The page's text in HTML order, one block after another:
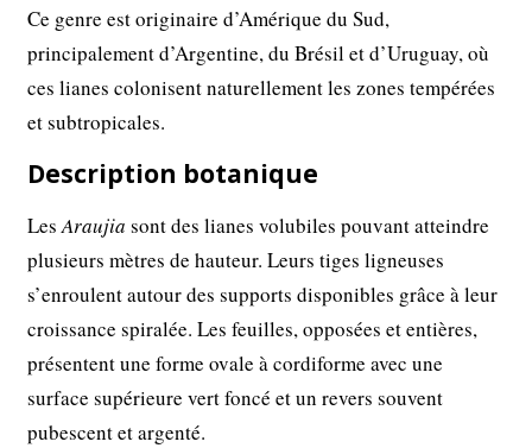
Ce genre est originaire d’Amérique du Sud,
principalement d’Argentine, du Brésil et d’Uruguay, où
ces lianes colonisent naturellement les zones tempérées
et subtropicales.
Description botanique
LesAraujia sont des lianes volubiles pouvant atteindre
plusieurs mètres de hauteur. Leurs tiges ligneuses
s’enroulent autour des supports disponibles grâce à leur
croissance spiralée. Les feuilles, opposées et entières,
présentent une forme ovale à cordiforme avec une
surface supérieure vert foncé et un revers souvent
pubescent et argenté.